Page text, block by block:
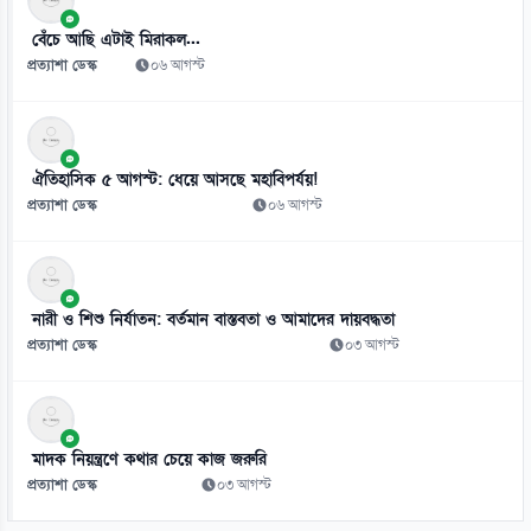
০৮ আগস্ট
বেঁচে আছি এটাই মিরাকল...
প্রত্যাশা ডেস্ক ০৬ আগস্ট
ঐতিহাসিক ৫ আগস্ট: ধেয়ে আসছে মহাবিপর্যয়!
প্রত্যাশা ডেস্ক ০৬ আগস্ট
নারী ও শিশু নির্যাতন: বর্তমান বাস্তবতা ও আমাদের দায়বদ্ধতা
প্রত্যাশা ডেস্ক ০৩ আগস্ট
মাদক নিয়ন্ত্রণে কথার চেয়ে কাজ জরুরি
প্রত্যাশা ডেস্ক ০৩ আগস্ট